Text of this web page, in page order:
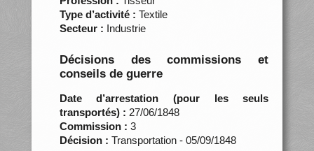
Type d’activité : Textile
Secteur : Industrie
Décisions des commissions et
conseils de guerre
Date d’arrestation (pour les seuls
transportés) : 27/06/1848
Commission : 3
Décision : Transportation - 05/09/1848